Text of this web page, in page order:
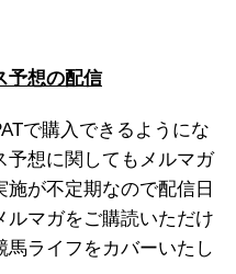
予想の配信
で購入できるようにな
予想に関してもメルマガ
が不定期なので配信日
ルマガをご購読いただけ
ライフをカバーいたし